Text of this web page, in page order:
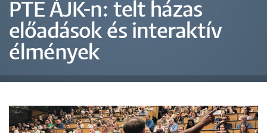
PTE ÁJK-n: telt házas
előadások és interaktív
élmények